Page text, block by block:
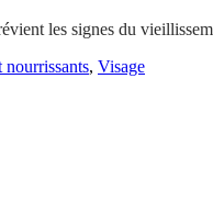
les signes du
nourrissants, Visage